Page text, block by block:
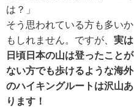
は？」
そう思われている方も多いか
もしれません。ですが、 実は
日頃日本の山は登ったことが
ない方でも歩けるような海外
のハイキングルートは沢山あ
ります！